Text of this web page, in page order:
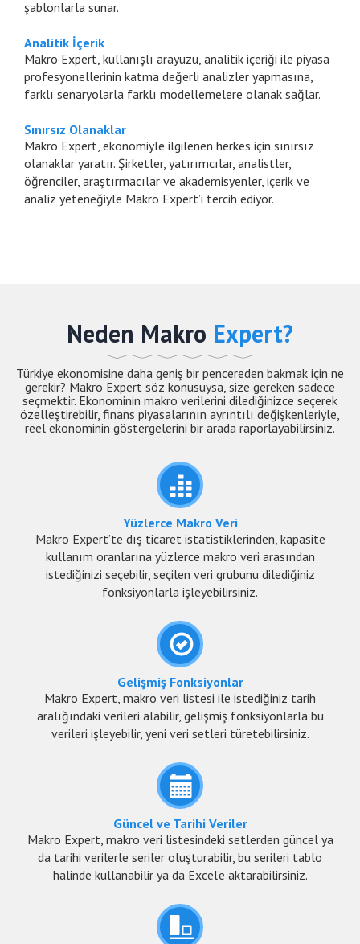
şablonlarla sunar.
Analitik İçerik
Makro Expert, kullanışlı arayüzü, analitik içeriği ile piyasa
profesyonellerinin katma değerli analizler yapmasına,
farklı senaryolarla farklı modellemelere olanak sağlar.
Sınırsız Olanaklar
Makro Expert, ekonomiyle ilgilenen herkes için sınırsız
olanaklar yaratır. Şirketler, yatırımcılar, analistler,
öğrenciler, araştırmacılar ve akademisyenler, içerik ve
analiz yeteneğiyle Makro Expert’i tercih ediyor.
Neden Makro Expert?
Türkiye ekonomisine daha geniş bir pencereden bakmak için ne
gerekir? Makro Expert söz konusuysa, size gereken sadece
seçmektir. Ekonominin makro verilerini dilediğinizce seçerek
özelleştirebilir, finans piyasalarının ayrıntılı değişkenleriyle,
reel ekonominin göstergelerini bir arada raporlayabilirsiniz.
Yüzlerce Makro Veri
Makro Expert’te dış ticaret istatistiklerinden, kapasite
kullanım oranlarına yüzlerce makro veri arasından
istediğinizi seçebilir, seçilen veri grubunu dilediğiniz
fonksiyonlarla işleyebilirsiniz.
Gelişmiş Fonksiyonlar
Makro Expert, makro veri listesi ile istediğiniz tarih
aralığındaki verileri alabilir, gelişmiş fonksiyonlarla bu
verileri işleyebilir, yeni veri setleri türetebilirsiniz.
Güncel ve Tarihi Veriler
Makro Expert, makro veri listesindeki setlerden güncel ya
da tarihi verilerle seriler oluşturabilir, bu serileri tablo
halinde kullanabilir ya da Excel’e aktarabilirsiniz.